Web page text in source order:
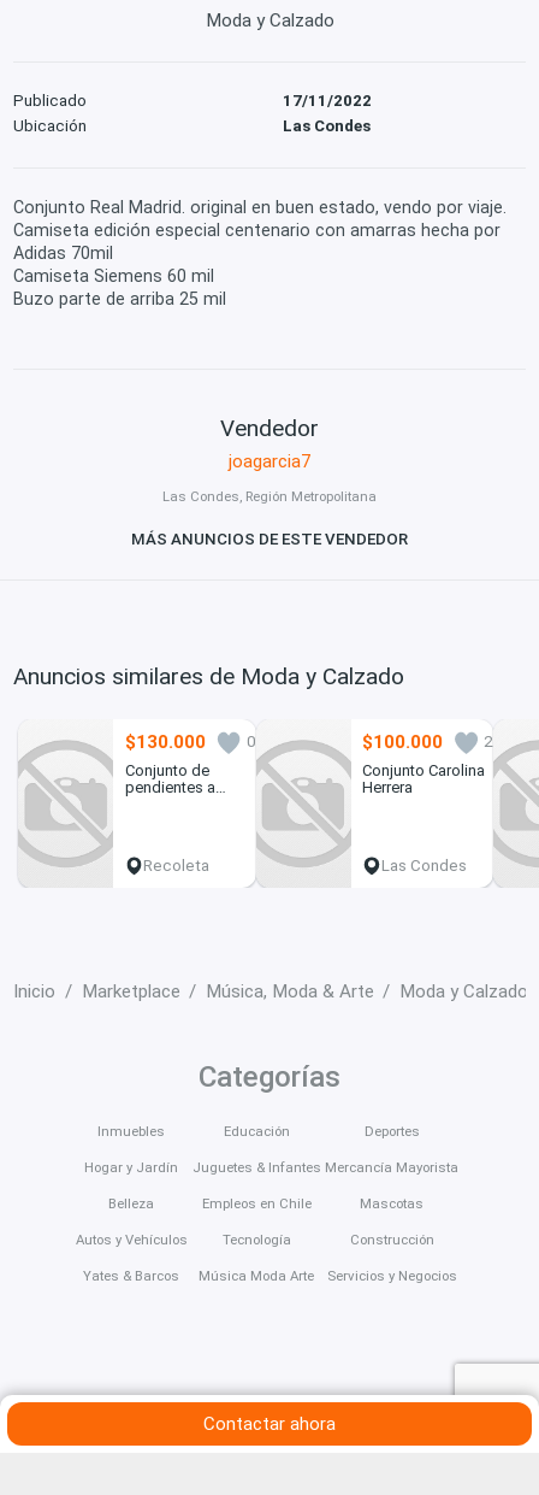
Moda y Calzado
Publicado
17/11/2022
Ubicación
Las Condes
Conjunto Real Madrid. original en buen estado, vendo por viaje.
Camiseta edición especial centenario con amarras hecha por
Adidas 70mil
Camiseta Siemens 60 mil
Buzo parte de arriba 25 mil
Vendedor
joagarcia7
Las Condes, Región Metropolitana
MÁS ANUNCIOS DE ESTE VENDEDOR
Anuncios similares de Moda y Calzado
$130.000
0
Conjunto de
pendientes a
Recoleta
$100.000
2
Conjunto Carolina
Herrera
Las Condes
Inicio Marketplace Música, Moda & Arte Moda y Calzado
Contactar ahora
Categorías
Inmuebles
Hogar y Jardín
Belleza
Autos y Vehículos
Yates & Barcos
Educación
Juguetes & Infantes
Empleos en Chile
Tecnología
Música Moda Arte
Deportes
Mercancía Mayorista
Mascotas
Construcción
Servicios y Negocios